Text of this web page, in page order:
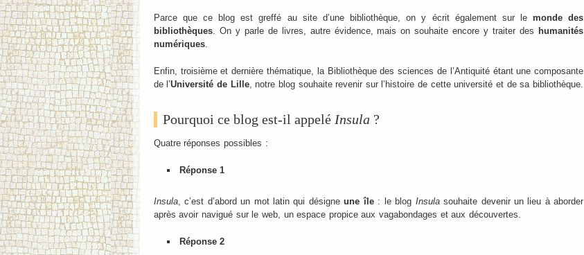
Parce que ce blog est greffé au site d’une bibliothèque, on y écrit également sur lemonde des
bibliothèques. On y parle de livres, autre évidence, mais on souhaite encore y traiter des humanités
numériques.
Enfin, troisième et dernière thématique, la Bibliothèque des sciences de l’Antiquité étant une composante
de l’Université de Lille, notre blog souhaite revenir sur l’histoire de cette université et de sa bibliothèque.
Pourquoi ce blog est-il appeléInsula?
Quatre réponses possibles :
Réponse 1
Insula, c’est d’abord un mot latin qui désigneune île: le blog Insulasouhaite devenir un lieu à aborder
après avoir navigué sur le web, un espace propice aux vagabondages et aux découvertes.
Réponse 2